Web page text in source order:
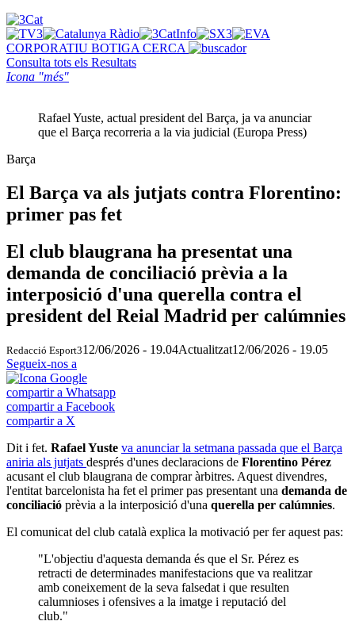
CORPORATIU BOTIGA CERCA
Consulta tots els Resultats
Icona "més"
Rafael Yuste, actual president del Barça, ja va anunciar
que el Barça recorreria a la via judicial (Europa Press)
Barça
El Barça va als jutjats contra Florentino:
primer pas fet
El club blaugrana ha presentat una
demanda de conciliació prèvia a la
interposició d'una querella contra el
president del Reial Madrid per calúmnies
Redacció Esport312/06/2026 - 19.04Actualitzat12/06/2026 - 19.05
Segueix-nos a
compartir a Whatsapp
compartir a Facebook
compartir a X
Dit i fet. Rafael Yuste va anunciar la setmana passada que el Barça
aniria als jutjats després d'unes declaracions de Florentino Pérez
acusant el club blaugrana de comprar àrbitres. Aquest divendres,
l'entitat barcelonista ha fet el primer pas presentant una demanda de
conciliació prèvia a la interposició d'una querella per calúmnies.
El comunicat del club català explica la motivació per fer aquest pas:
"L'objectiu d'aquesta demanda és que el Sr. Pérez es
retracti de determinades manifestacions que va realitzar
amb coneixement de la seva falsedat i que resulten
calumnioses i ofensives a la imatge i reputació del
club."